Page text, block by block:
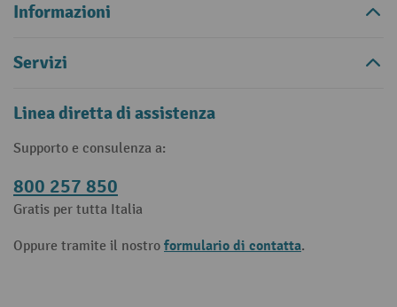
Informazioni
Servizi
Linea diretta di assistenza
Supporto e consulenza a:
800 257 850
Gratis per tutta Italia
Oppure tramite il nostro formulario di contatta.